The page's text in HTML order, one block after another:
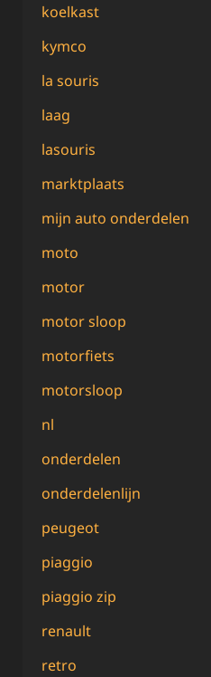
koelkast
kymco
la souris
laag
lasouris
marktplaats
mijn auto onderdelen
moto
motor
motor sloop
motorfiets
motorsloop
nl
onderdelen
onderdelenlijn
peugeot
piaggio
piaggio zip
renault
retro